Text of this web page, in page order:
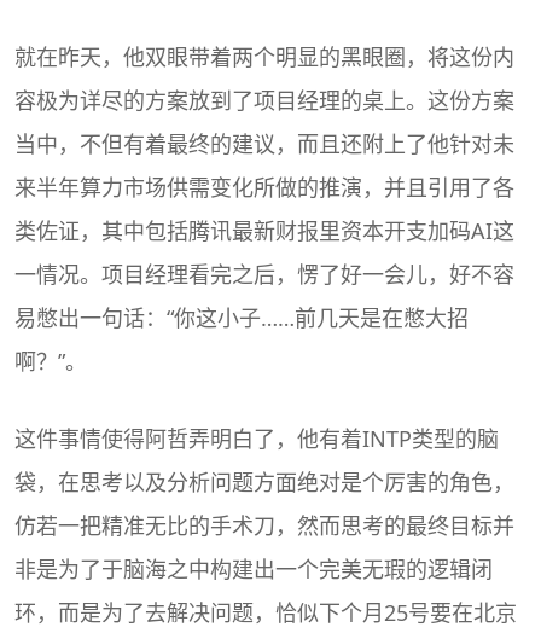
就在昨天，他双眼带着两个明显的黑眼圈，将这份内
容极为详尽的方案放到了项目经理的桌上。这份方案
当中，不但有着最终的建议，而且还附上了他针对未
来半年算力市场供需变化所做的推演，并且引用了各
类佐证，其中包括腾讯最新财报里资本开支加码AI这
一情况。项目经理看完之后，愣了好一会儿，好不容
易憋出一句话：“你这小子……前几天是在憋大招
啊？”。
这件事情使得阿哲弄明白了，他有着INTP类型的脑
袋，在思考以及分析问题方面绝对是个厉害的角色，
仿若一把精准无比的手术刀，然而思考的最终目标并
非是为了于脑海之中构建出一个完美无瑕的逻辑闭
环，而是为了去解决问题，恰似下个月25号要在北京